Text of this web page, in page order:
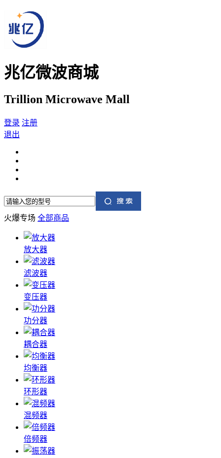
兆亿微波商城
Trillion Microwave Mall
登录 注册
退出
火爆专场 全部商品
放大器
滤波器
变压器
功分器
耦合器
均衡器
环形器
混频器
倍频器